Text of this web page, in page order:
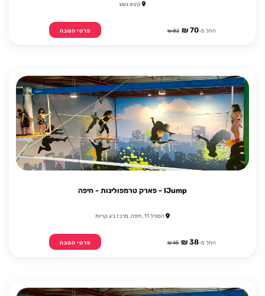
קיבוץ געש
החל מ-70 ₪
82 ₪ פרטי הטבה
IJump - פארק טרמפולינות - חיפה
הסולל 11, חיפה, מרכז ביג קריות
החל מ-38 ₪
45 ₪ פרטי הטבה